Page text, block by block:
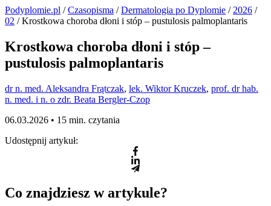
Podyplomie.pl /Czasopisma /Dermatologia po Dyplomie / 2026 /
02 / Krostkowa choroba dłoni i stóp – pustulosis palmoplantaris
Krostkowa choroba dłoni i stóp –
pustulosis palmoplantaris
dr n. med. Aleksandra Frątczak, lek. Wiktor Kruczek, prof. dr hab.
n. med. i n. o zdr. Beata Bergler-Czop
06.03.2026 • 15 min. czytania
Udostępnij artykuł:
Co znajdziesz w artykule?